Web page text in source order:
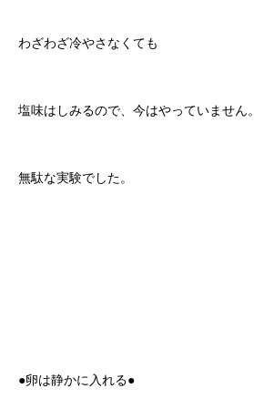
わざわざ冷やさなくても
塩味はしみるので、今はやっていません。
無駄な実験でした。
●卵は静かに入れる●